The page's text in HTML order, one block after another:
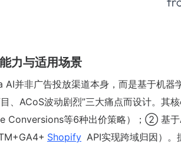
力与适用场景
AI并非广告投放渠道本身，而是基于机器
、ACoS波动剧烈”三大痛点而设计。其
Conversions等6种出价策略）；② 基
Shopify API实现跨域归因）